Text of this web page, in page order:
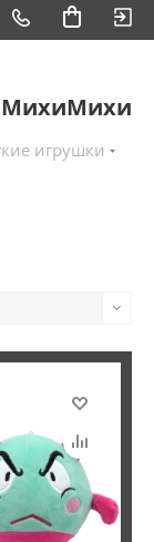
МихиМихи
игрушки